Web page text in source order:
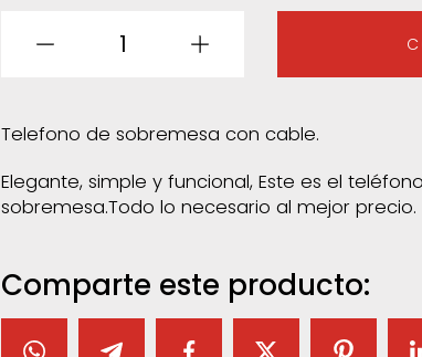
1
Telefono de sobremesa con cable.
Elegante, simple y funcional, Este es el
sobremesa.Todo lo necesario al mejor precio.
Comparte este producto: